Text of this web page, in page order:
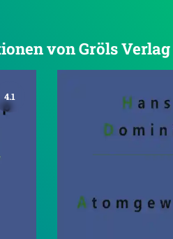
von Gröls Verlag
4.1